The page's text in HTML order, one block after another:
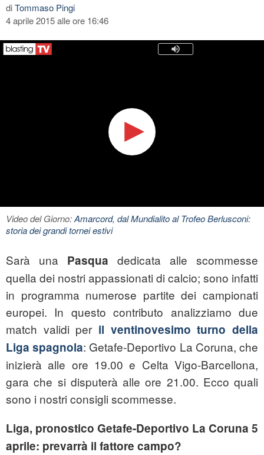
diTommaso Pingi
4 aprile 2015 alle ore 16:46
Video del Giorno:Amarcord, dal Mundialito al Trofeo Berlusconi:
storia dei grandi tornei estivi
Sarà una Pasqua dedicata alle scommesse
quella dei nostri appassionati di calcio; sono infatti
in programma numerose partite dei campionati
europei. In questo contributo analizziamo due
match validi per il ventinovesimo turno della
Liga spagnola: Getafe-Deportivo La Coruna, che
inizierà alle ore 19.00 e Celta Vigo-Barcellona,
gara che si disputerà alle ore 21.00. Ecco quali
sono i nostri consigli scommesse.
Liga, pronostico Getafe-Deportivo La Coruna 5
aprile: prevarrà il fattore campo?